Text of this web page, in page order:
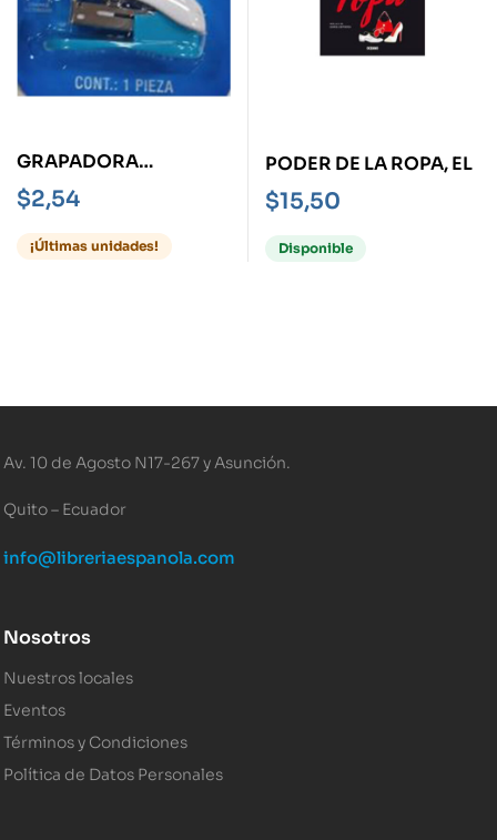
GRAPADORA
SWINGLINE 271 MINI
$2,54
¡Últimas unidades!
PODER DE LA ROPA, EL
$15,50
Disponible
Av. 10 de Agosto N17-267 y Asunción.
Quito – Ecuador
info@libreriaespanola.com
Nosotros
Nuestros locales
Eventos
Términos y Condiciones
Política de Datos Personales